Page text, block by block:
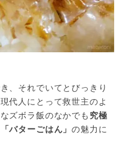
、それでいてとびっきり
代人にとって救世主のよ
ズボラ飯のなかでも 究極
バターごはん」の魅力に